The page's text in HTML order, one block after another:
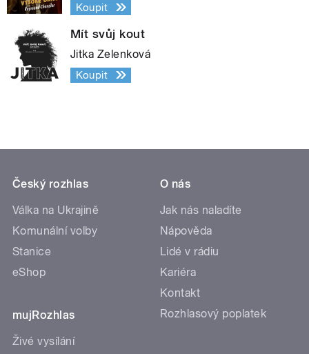
Koupit
Mít svůj kout
Jitka Zelenková
Koupit
Český rozhlas
Válka na Ukrajině
Komunální volby
Stanice
eShop
mujRozhlas
Živé vysílání
O nás
Jak nás naladíte
Nápověda
Lidé v rádiu
Kariéra
Kontakt
Rozhlasový poplatek